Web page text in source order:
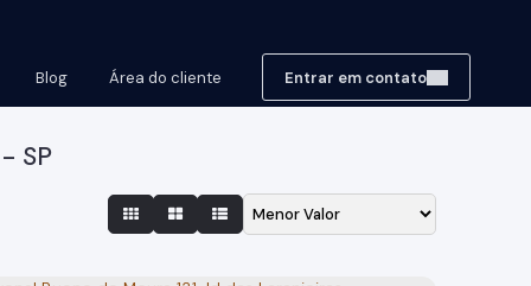
Entrar em contato
Área do cliente
Blog
SP